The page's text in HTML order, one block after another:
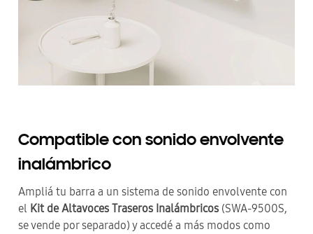
Compatible con sonido envolvente
inalámbrico
Ampliá tu barra a un sistema de sonido envolvente con
el Kit de Altavoces Traseros Inalámbricos (SWA-9500S,
se vende por separado) y accedé a más modos como